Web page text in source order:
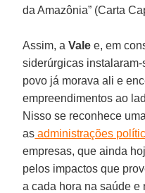
da Amazônia” (Carta
Assim, aValee, em
siderúrgicas
povo já morava ali e
empreendimentos ao
Nisso se reconhece
as administrações
empresas, que ainda
pelos impactos que
a cada hora na saúde e